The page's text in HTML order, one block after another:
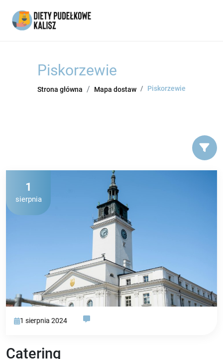
Piskorzewie
Strona główna Mapa dostaw Piskorzewie
1 sierpnia 2024
1
sierpnia
Catering